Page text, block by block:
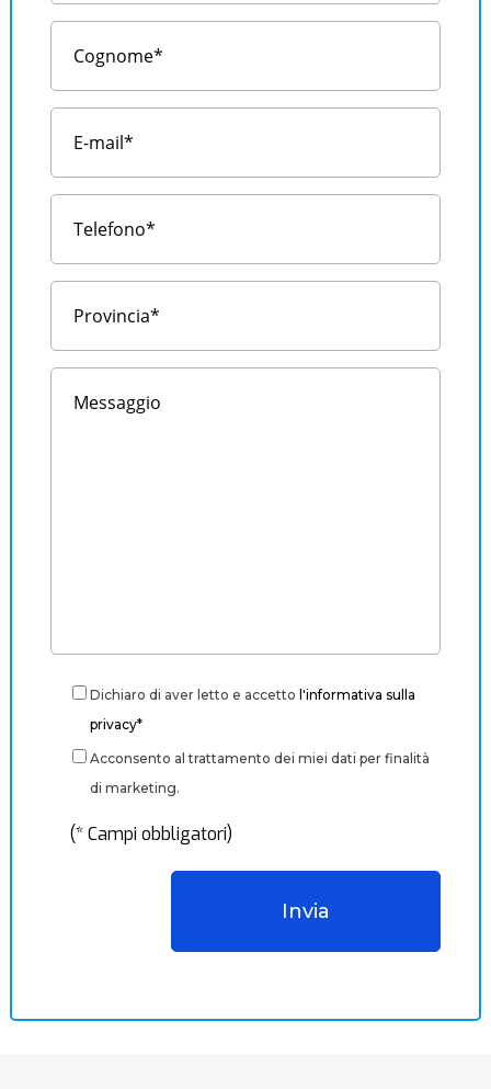
Dichiaro di aver letto e accetto l'informativa sulla
privacy*
Acconsento al trattamento dei miei dati per finalità
di marketing.
(* Campi obbligatori)